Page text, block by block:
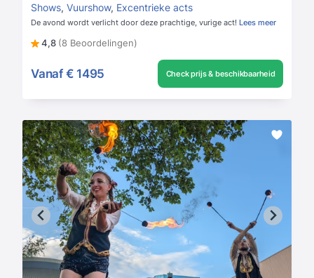
Shows, Vuurshow, Excentrieke acts
De avond wordt verlicht door deze prachtige, vurige act! Lees meer
4,8 (8 Beoordelingen)
Vanaf € 1495 Check prijs & beschikbaarheid